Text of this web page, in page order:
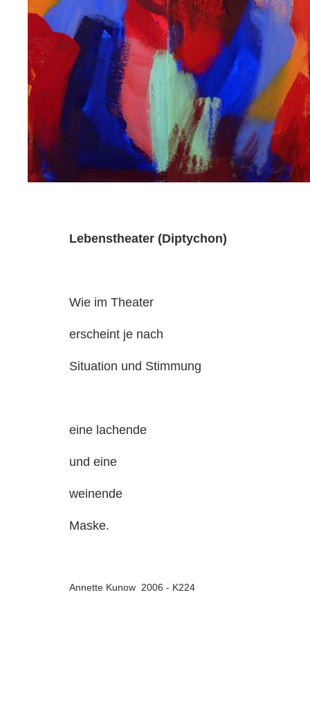
Lebenstheater (Diptychon)
Wie im Theater
erscheint je nach
Situation und Stimmung
eine lachende
und eine
weinende
Maske.
Annette Kunow 2006 - K224